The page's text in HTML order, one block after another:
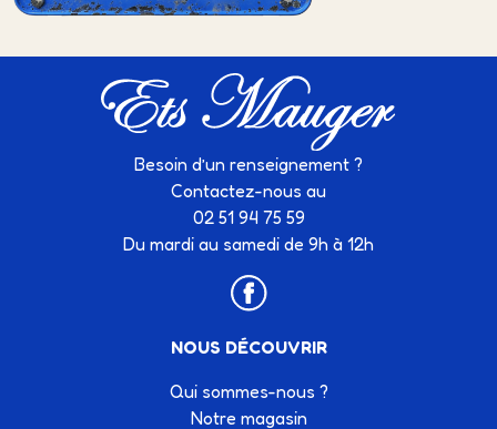
Besoin d’un renseignement ?
Contactez-nous au
02 51 94 75 59
Du mardi au samedi de 9h à 12h
NOUS DÉCOUVRIR
Qui sommes-nous ?
Notre magasin